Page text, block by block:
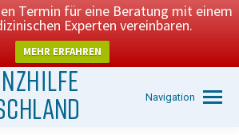
Termin für eine Beratung mit einem
Experten vereinbaren.
MEHR ERFAHREN
Navigation